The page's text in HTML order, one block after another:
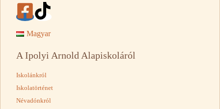
Magyar
A Ipolyi Arnold Alapiskoláról
Iskolánkról
Iskolatörténet
Névadónkról